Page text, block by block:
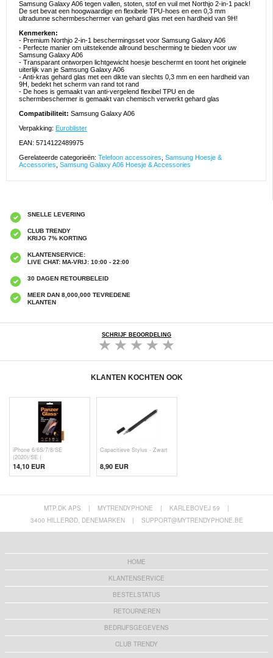
Samsung Galaxy A06 tegen vallen, stoten, stof en vuil met Northjo 2-in-1 pack!
De set bevat een hoogwaardige en flexibele TPU-hoes en een 0,3 mm
ultradunne schermbeschermer van gehard glas met een hardheid van 9H!
Kenmerken:
- Premium Northjo 2-in-1 beschermingsset voor Samsung Galaxy A06
- Perfecte manier om uitstekende allround bescherming te bieden voor uw
Samsung Galaxy A06
- Transparant ontworpen lichtgewicht hoesje beschermt en toont het originele
uiterlijk van je Samsung Galaxy A06
- Anti-kras gehard glas met een dikte van slechts 0,3 mm en een hardheid van
9H, bedekt het scherm van rand tot rand
- De hoes is gemaakt van anti-vergelend flexibel TPU en de
schermbeschermer is gemaakt van chemisch verwerkt gehard glas
Compatibiliteit: Samsung Galaxy A06
Verpakking: Euroblister
EAN: 5714122489975
Gerelateerde categorieën: Telefoon accessoires Samsung Hoesje &
Accessories Samsung Galaxy A06 Hoesje & Accessories
SNELLE LEVERING
CLUB TRENDY
KRIJG 7% KORTING
KLANTENSERVICE:
LIVE CHAT: MA-VRIJ: 10:00 - 22:00
30 DAGEN RETOURBELEID
MEER DAN 8,000,000 TEVREDENE
KLANTEN
SCHRIJF BEOORDELING
KLANTEN KOCHTEN OOK
iPhone 6/6S/7/8/SE
(2020)/SE (
14,10 EUR
Capacitieve Stylus - Zwart
8,90 EUR
MTP.DK APS | MYTRENDYPHONE | KARLEBOVEJ 59
|
3400 HILLERØD, DENEMARKEN
| SUPPORT@MYTRENDYPHONE.BE
HOME
KLANTENSERVICE
BESTELSTATUS
RETOURNEREN
BEDRIJFSGEGEVENS
CLUB TRENDY